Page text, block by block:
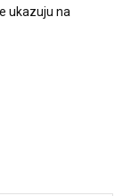
ukazuju na